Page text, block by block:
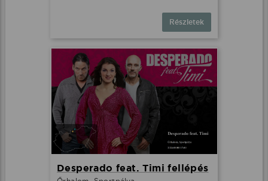
Részletek
Desperado feat. Timi fellépés